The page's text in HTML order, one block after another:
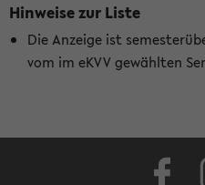
Hinweise zur Liste
Die Anzeige ist
vom im eKVV gewählten